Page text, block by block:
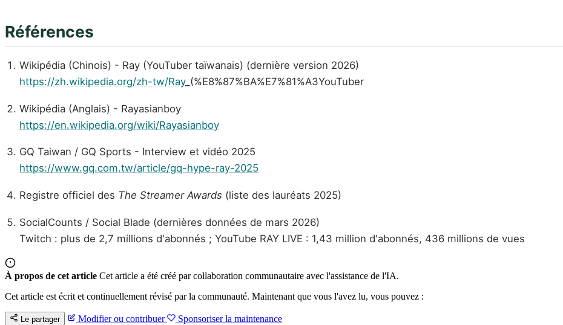
Références
Wikipédia (Chinois) - Ray (YouTuber taïwanais) (dernière version 2026)
https://zh.wikipedia.org/zh-tw/Ray_(%E8%87%BA%E7%81%A3YouTuber
Wikipédia (Anglais) - Rayasianboy
https://en.wikipedia.org/wiki/Rayasianboy
GQ Taiwan / GQ Sports - Interview et vidéo 2025
https://www.gq.com.tw/article/gq-hype-ray-2025
Registre officiel des The Streamer Awards (liste des lauréats 2025)
SocialCounts / Social Blade (dernières données de mars 2026)
Twitch : plus de 2,7 millions d'abonnés ; YouTube RAY LIVE : 1,43 million d'abonnés, 436 millions de vues
À propos de cet article Cet article a été créé par collaboration communautaire avec l'assistance de l'IA.
Cet article est écrit et continuellement révisé par la communauté. Maintenant que vous l'avez lu, vous pouvez :
Le partager Modifier ou contribuer Sponsoriser la maintenance